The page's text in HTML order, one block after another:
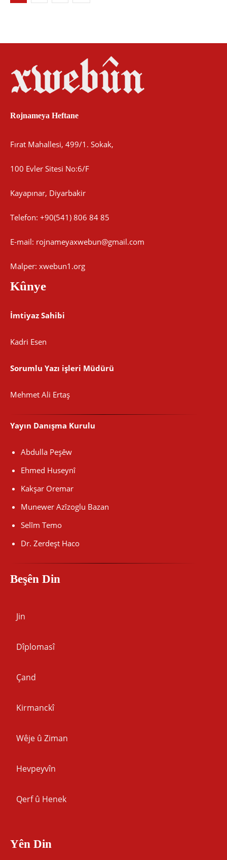
Rojnameya Heftane
Fırat Mahallesi, 499/1. Sokak,
100 Evler Sitesi No:6/F
Kayapınar, Diyarbakir
Telefon: +90(541) 806 84 85
E-mail: rojnameyaxwebun@gmail.com
Malper: xwebun1.org
Kûnye
İmtiyaz Sahibi
Kadri Esen
Sorumlu Yazı işleri Müdürü
Mehmet Ali Ertaş
Yayın Danışma Kurulu
Abdulla Peşêw
Ehmed Huseynî
Kakşar Oremar
Munewer Azîzoglu Bazan
Selîm Temo
Dr. Zerdeşt Haco
Beşên Din
Jin
Dîplomasî
Çand
Kirmanckî
Wêje û Ziman
Hevpeyvîn
Qerf û Henek
Yên Din